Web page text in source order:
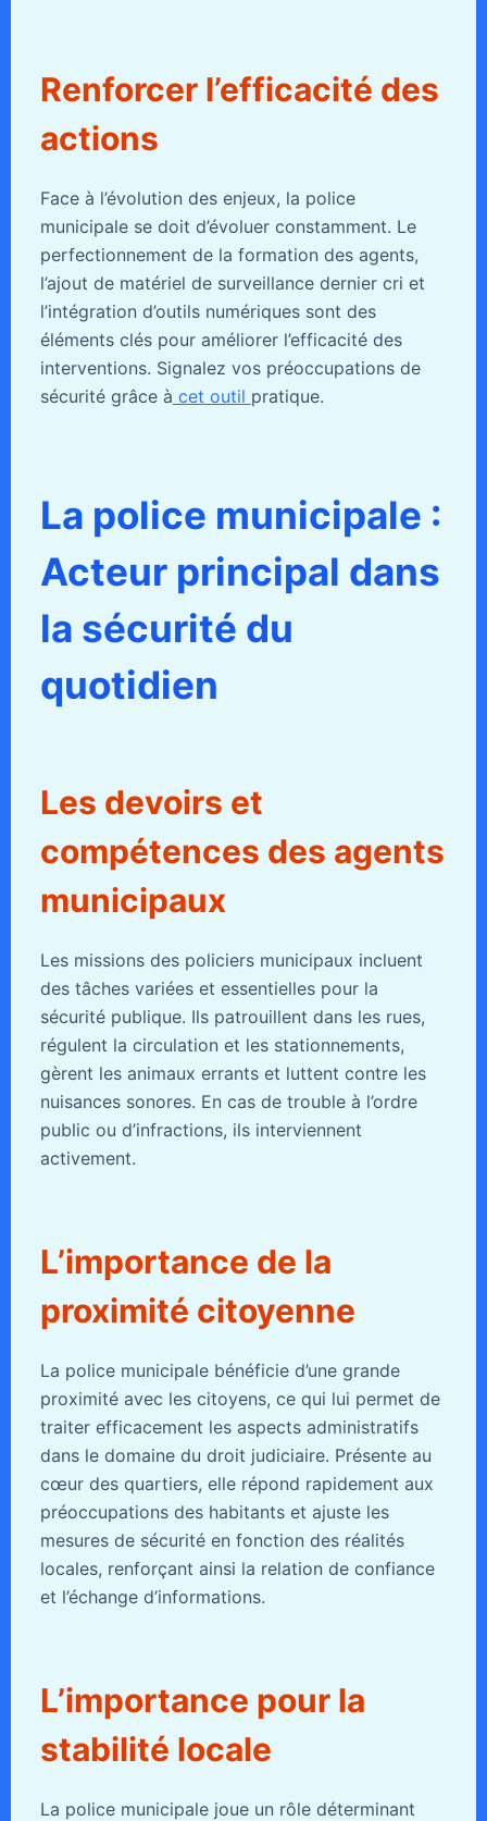
Renforcer l’efficacité des
actions
Face à l’évolution des enjeux, la police
municipale se doit d’évoluer constamment. Le
perfectionnement de la formation des agents,
l’ajout de matériel de surveillance dernier cri et
l’intégration d’outils numériques sont des
éléments clés pour améliorer l’efficacité des
interventions. Signalez vos préoccupations de
sécurité grâce à cet outil pratique.
La police municipale :
Acteur principal dans
la sécurité du
quotidien
Les devoirs et
compétences des agents
municipaux
Les missions des policiers municipaux incluent
des tâches variées et essentielles pour la
sécurité publique. Ils patrouillent dans les rues,
régulent la circulation et les stationnements,
gèrent les animaux errants et luttent contre les
nuisances sonores. En cas de trouble à l’ordre
public ou d’infractions, ils interviennent
activement.
L’importance de la
proximité citoyenne
La police municipale bénéficie d’une grande
proximité avec les citoyens, ce qui lui permet de
traiter efficacement les aspects administratifs
dans le domaine du droit judiciaire. Présente au
cœur des quartiers, elle répond rapidement aux
préoccupations des habitants et ajuste les
mesures de sécurité en fonction des réalités
locales, renforçant ainsi la relation de confiance
et l’échange d’informations.
L’importance pour la
stabilité locale
La police municipale joue un rôle déterminant